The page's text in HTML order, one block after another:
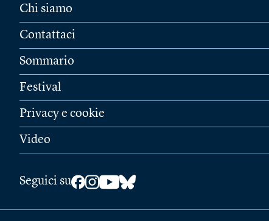
Chi siamo
Contattaci
Sommario
Festival
Privacy e cookie
Video
Seguici su